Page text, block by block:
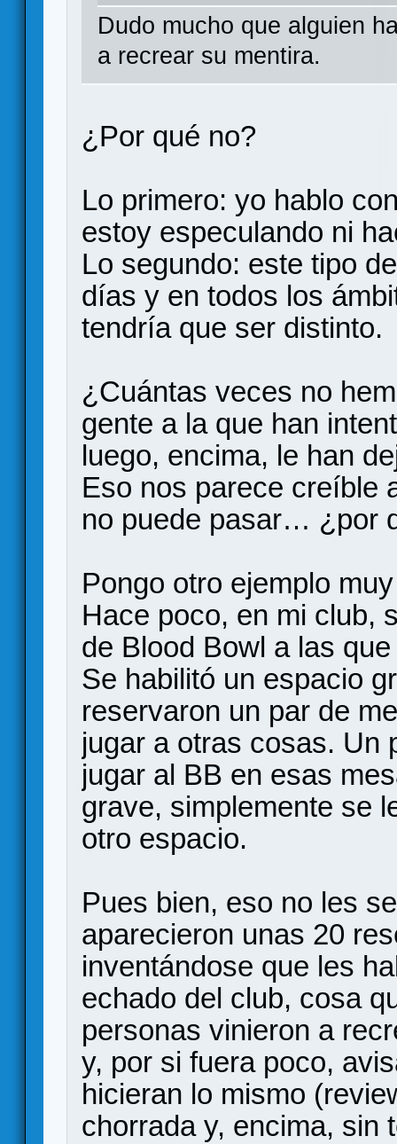
Dudo mucho que alguien
a recrear su mentira.
¿Por qué no?
Lo primero: yo hablo
estoy especulando ni
Lo segundo: este tipo
días y en todos los
tendría que ser distinto.
¿Cuántas veces no
gente a la que han
luego, encima, le han
Eso nos parece creíble
no puede pasar… ¿por
Pongo otro ejemplo
Hace poco, en mi club,
de Blood Bowl a las
Se habilitó un espacio
reservaron un par de
jugar a otras cosas. Un
jugar al BB en esas
grave, simplemente se
otro espacio.
Pues bien, eso no les
aparecieron unas 20
inventándose que les
echado del club, cosa
personas vinieron a
y, por si fuera poco,
hicieran lo mismo
chorrada y, encima, sin